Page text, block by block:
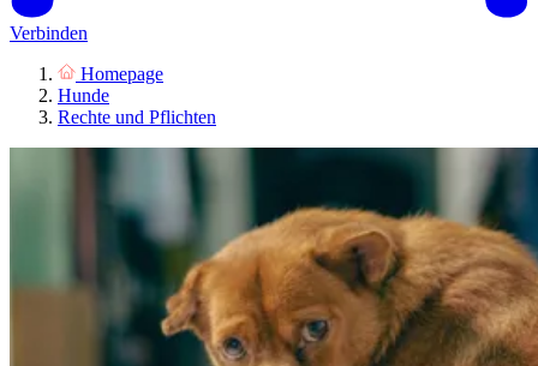
Verbinden
Homepage
Hunde
Rechte und Pflichten